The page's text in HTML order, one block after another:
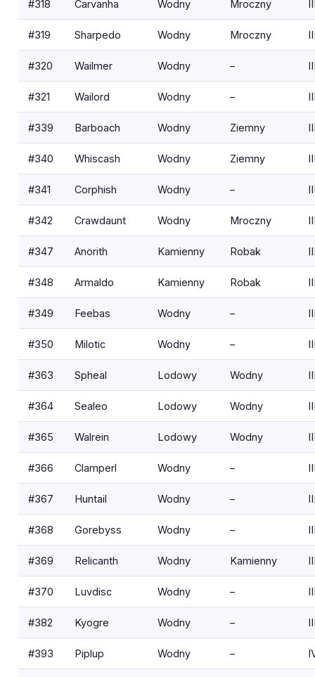
#318 Carvanha Wodny Mroczny
#319 Sharpedo Wodny Mroczny
#320 Wailmer Wodny –
#321 Wailord Wodny –
#339 Barboach Wodny Ziemny
#340 Whiscash Wodny Ziemny
#341 Corphish Wodny –
#342 Crawdaunt Wodny Mroczny
#347 Anorith Kamienny Robak
#348 Armaldo Kamienny Robak
#349 Feebas Wodny –
#350 Milotic Wodny –
#363 Spheal Lodowy Wodny
#364 Sealeo Lodowy Wodny
#365 Walrein Lodowy Wodny
#366 Clamperl Wodny –
#367 Huntail Wodny –
#368 Gorebyss Wodny –
#369 Relicanth Wodny Kamienny
#370 Luvdisc Wodny –
#382 Kyogre Wodny –
#393 Piplup Wodny –